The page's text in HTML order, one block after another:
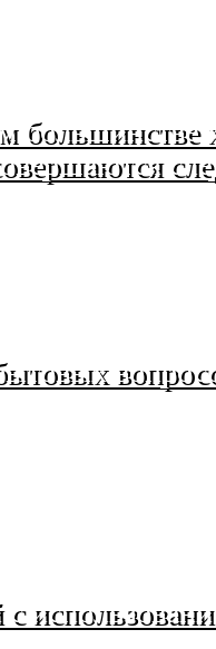
большинстве
с